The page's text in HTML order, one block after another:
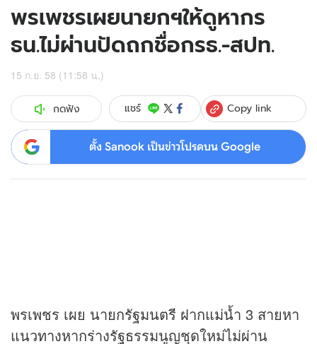
พรเพชรเผยนายกฯให้ดูหากร
ธน.ไม่ผ่านปัดถกชื่อกรธ.-สปท.
15 ก.ย. 58 (11:58 น.)
กดฟัง แชร์ Copy link
ตั้ง Sanook เป็นข่าวโปรดบน Google
พรเพชร เผย นายกรัฐมนตรี ฝากแม่น้ำ 3 สายหา
แนวทางหากร่างรัฐธรรมนูญชุดใหม่ไม่ผ่าน